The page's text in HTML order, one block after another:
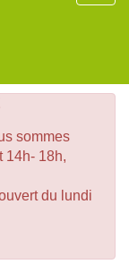
sommes
14h- 18h,
du lundi